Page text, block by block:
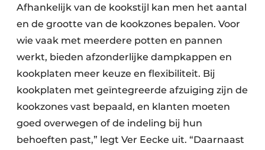
Afhankelijk van de kookstijl kan men het aantal
en de grootte van de kookzones bepalen. Voor
wie vaak met meerdere potten en pannen
werkt, bieden afzonderlijke dampkappen en
kookplaten meer keuze en flexibiliteit. Bij
kookplaten met geïntegreerde afzuiging zijn de
kookzones vast bepaald, en klanten moeten
goed overwegen of de indeling bij hun
behoeften past,” legt Ver Eecke uit. “Daarnaast